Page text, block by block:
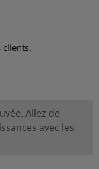
clients.
Allez de
avec les